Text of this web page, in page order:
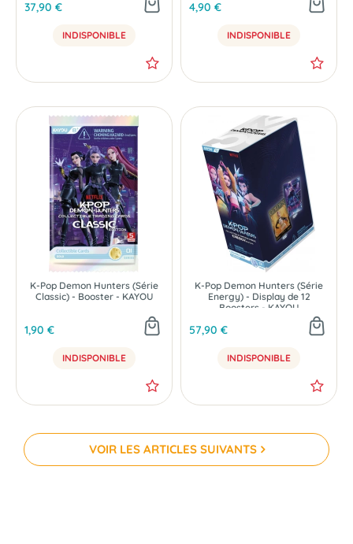
NOUVEAU
37,90 €
INDISPONIBLE
NOUVEAU
4,90 €
INDISPONIBLE
K-Pop Demon Hunters (Série
Classic) - Booster - KAYOU
1,90 €
INDISPONIBLE
K-Pop Demon Hunters (Série
Energy) - Display de 12
Boosters - KAYOU
57,90 €
INDISPONIBLE
VOIR LES ARTICLES SUIVANTS